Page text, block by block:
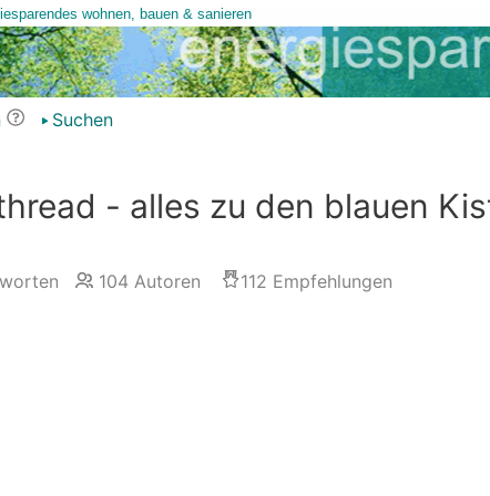
Suchen
- alles zu den blauen
104Autoren 112 Empfehlungen